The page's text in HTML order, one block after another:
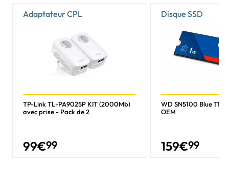
Adaptateur CPL
TP-Link TL-PA9025P KIT (2000Mb)
avec prise - Pack de 2
99€99
Disque SSD
WD SN5100 Blue 1To
OEM
159€99